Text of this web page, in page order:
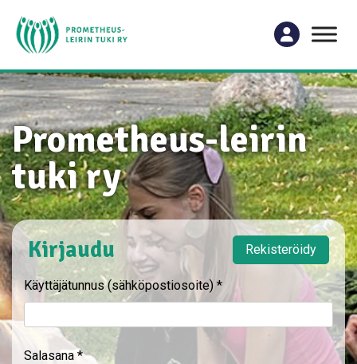
Prometheus-leirin
tuki ry
Kirjaudu Rekisteröidy
Käyttäjätunnus (sähköpostiosoite) *
Salasana *